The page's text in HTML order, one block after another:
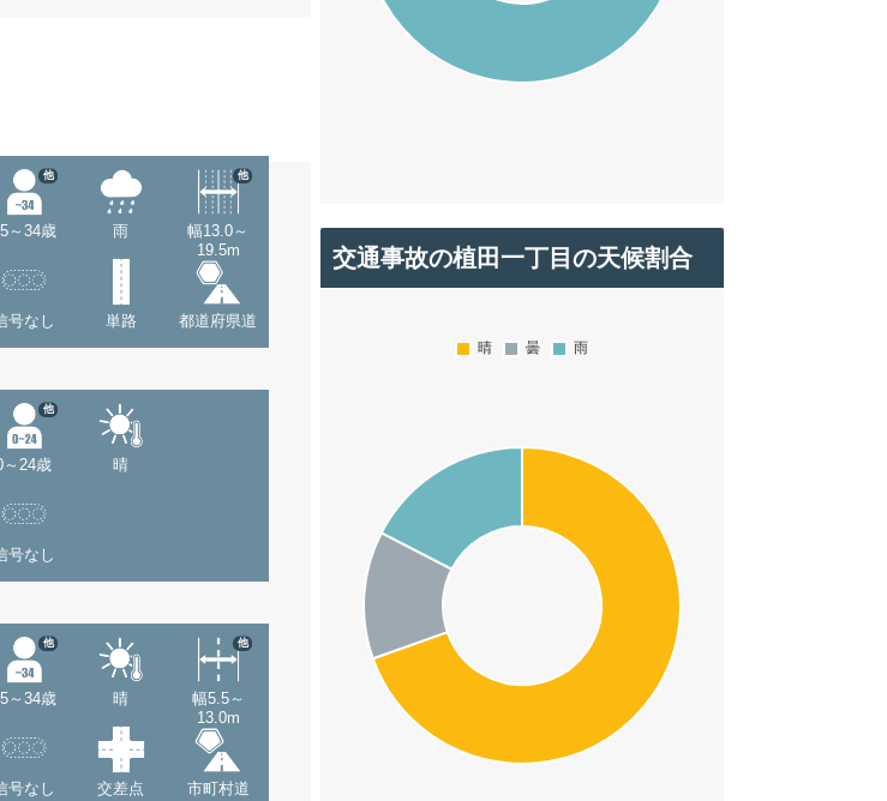
～34歳
他
雨
幅13.0～
19.5m
他
号なし 単路 都道府県道
～24歳
他
晴
号なし
～34歳
他
晴
幅5.5～
13.0m
他
号なし 交差点 市町村道
交通事故の植田一丁目の天候割合